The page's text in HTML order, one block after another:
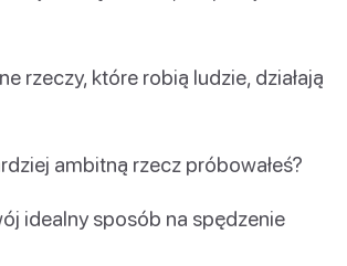
rzeczy, które robią ludzie, działają
ambitną rzecz próbowałeś?
idealny sposób na spędzenie